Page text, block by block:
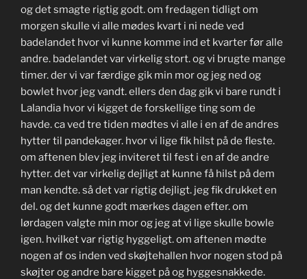
og det smagte rigtig godt. om fredagen tidligt om
morgen skulle vi alle mødes kvart i ni nede ved
badelandet hvor vi kunne komme ind et kvarter før alle
andre. badelandet var virkelig stort. og vi brugte mange
timer. der vi var færdige gik min mor og jeg ned og
bowlet hvor jeg vandt. ellers den dag gik vi bare rundt i
Lalandia hvor vi kigget de forskellige ting som de
havde. ca ved tre tiden mødtes vi alle i en af de andres
hytter til pandekager. hvor vi lige fik hilst på de fleste.
om aftenen blev jeg inviteret til fest i en af de andre
hytter. det var virkelig dejligt at kunne få hilst på dem
man kendte. så det var rigtig dejligt. jeg fik drukket en
del. og det kunne godt mærkes dagen efter. om
lørdagen valgte min mor og jeg at vi lige skulle bowle
igen. hvilket var rigtig hyggeligt. om aftenen mødte
nogen af os inden ved skøjtehallen hvor nogen stod på
skøjter og andre bare kigget på og hyggesnakkede.